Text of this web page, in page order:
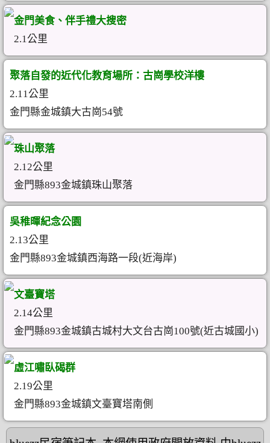
金門美食、伴手禮大搜密
2.1公里
聚落自發的近代化教育場所：古崗學校洋樓
2.11公里
金門縣金城鎮大古崗54號
珠山聚落
2.12公里
金門縣893金城鎮珠山聚落
吳稚暉紀念公園
2.13公里
金門縣893金城鎮西海路一段(近海岸)
文臺寶塔
2.14公里
金門縣893金城鎮古城村大文台古崗100號(近古城國小)
虛江嘯臥碣群
2.19公里
金門縣893金城鎮文臺寶塔南側